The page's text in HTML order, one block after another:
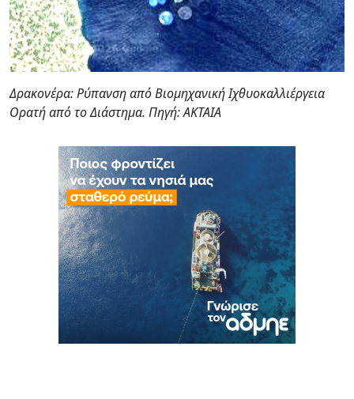
Δρακονέρα: Ρύπανση από Βιομηχανική Ιχθυοκαλλιέργεια
Ορατή από το Διάστημα. Πηγή: ΑΚΤΑΙΑ